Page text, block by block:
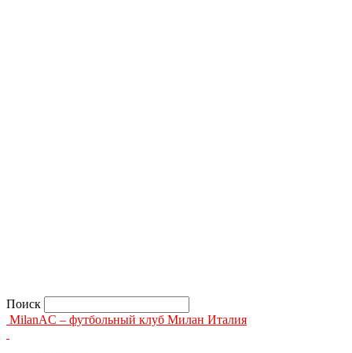
Поиск
MilanAC – футбольный клуб Милан Италия